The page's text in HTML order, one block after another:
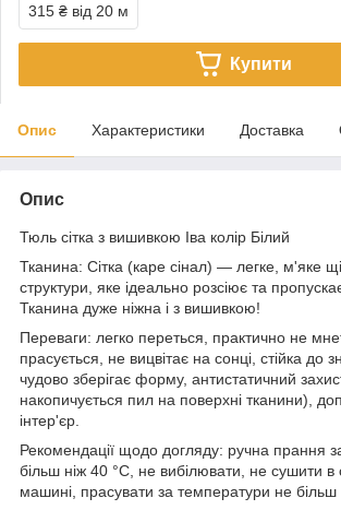
315 ₴ від 20 м
Купити
Опис Характеристики Доставка
Опис
Тюль сітка з вишивкою Іва колір Білий
Тканина: Сітка (каре сінал) — легке, м'яке
структури, яке ідеально розсіює та
Тканина дуже ніжна і з вишивкою!
Переваги: легко переться, практично не
прасується, не вицвітає на сонці, стійка до
чудово зберігає форму, антистатичний
накопичується пил на поверхні тканини),
інтер'єр.
Рекомендації щодо догляду: ручна прання
більш ніж 40 °C, не вибілювати, не сушити в
машині, прасувати за температури не більш